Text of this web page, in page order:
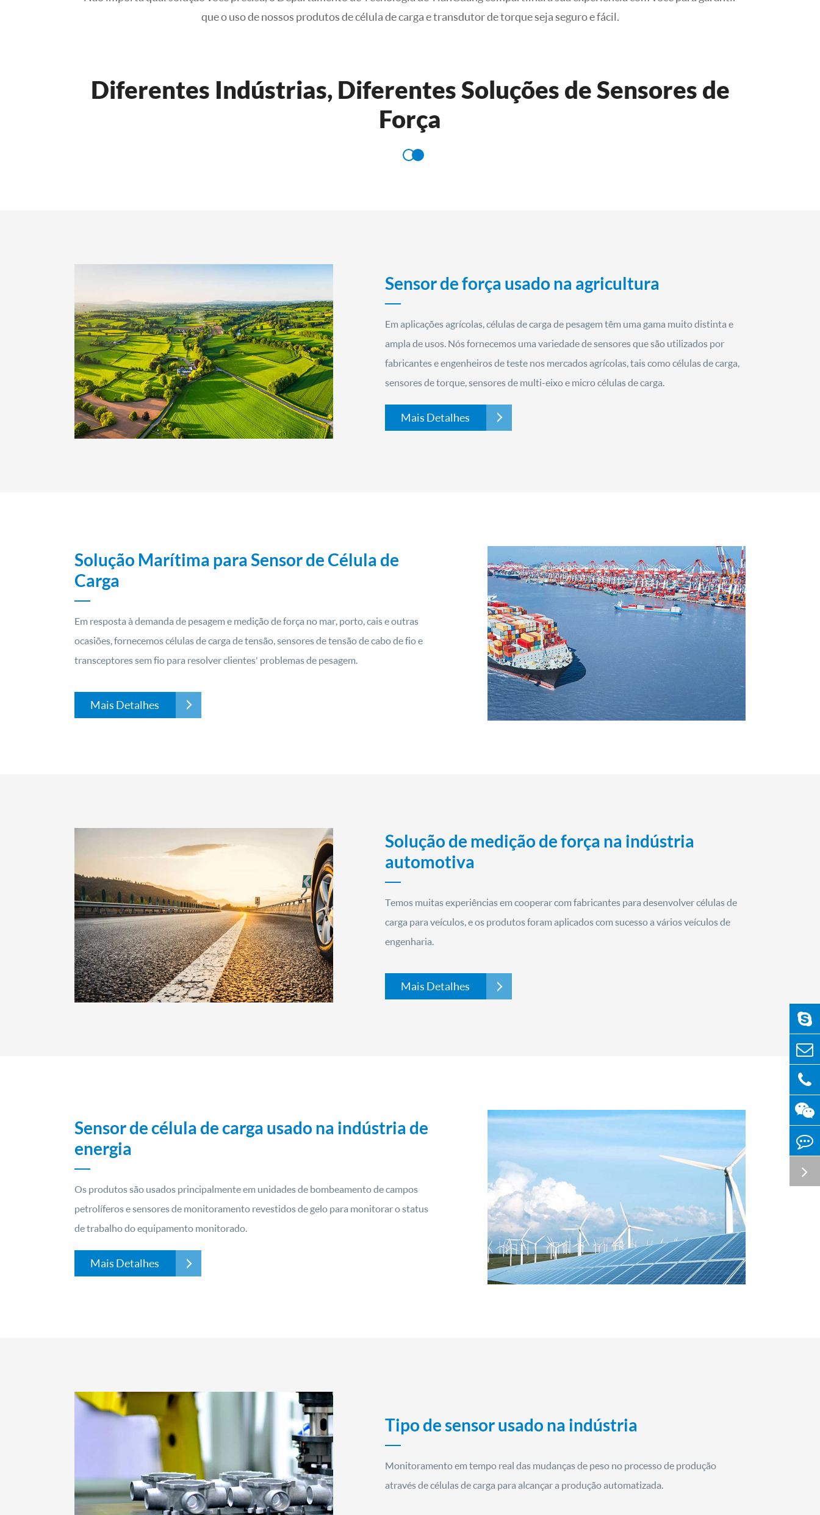
que o uso de nossos produtos de célula de carga e transdutor de torque seja seguro e fácil.
Diferentes Indústrias, Diferentes Soluções de Sensores de
Força
Sensor de força usado na agricultura
Em aplicações agrícolas, células de carga de pesagem têm uma gama muito distinta e
ampla de usos. Nós fornecemos uma variedade de sensores que são utilizados por
fabricantes e engenheiros de teste nos mercados agrícolas, tais como células de carga,
sensores de torque, sensores de multi-eixo e micro células de carga.
Mais Detalhes
Solução Marítima para Sensor de Célula de
Carga
Em resposta à demanda de pesagem e medição de força no mar, porto, cais e outras
ocasiões, fornecemos células de carga de tensão, sensores de tensão de cabo de fio e
transceptores sem fio para resolver clientes' problemas de pesagem.
Mais Detalhes
Solução de medição de força na indústria
automotiva
Temos muitas experiências em cooperar com fabricantes para desenvolver células de
carga para veículos, e os produtos foram aplicados com sucesso a vários veículos de
engenharia.
Mais Detalhes
Sensor de célula de carga usado na indústria de
energia
Os produtos são usados principalmente em unidades de bombeamento de campos
petrolíferos e sensores de monitoramento revestidos de gelo para monitorar o status
de trabalho do equipamento monitorado.
Mais Detalhes
Tipo de sensor usado na indústria
Monitoramento em tempo real das mudanças de peso no processo de produção
através de células de carga para alcançar a produção automatizada.